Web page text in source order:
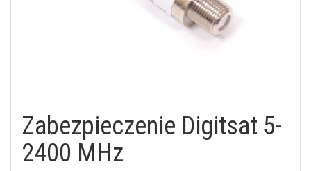
Zabezpieczenie Digitsat 5-
2400 MHz